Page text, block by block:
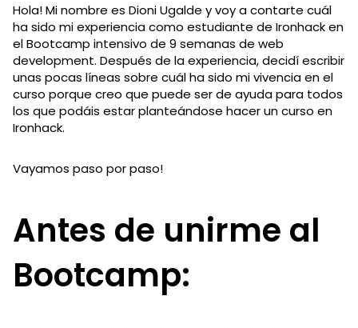
Hola! Mi nombre es Dioni Ugalde y voy a contarte cuál
ha sido mi experiencia como estudiante de Ironhack en
el Bootcamp intensivo de 9 semanas de web
development. Después de la experiencia, decidí escribir
unas pocas líneas sobre cuál ha sido mi vivencia en el
curso porque creo que puede ser de ayuda para todos
los que podáis estar planteándose hacer un curso en
Ironhack.
Vayamos paso por paso!
Antes de unirme al
Bootcamp: